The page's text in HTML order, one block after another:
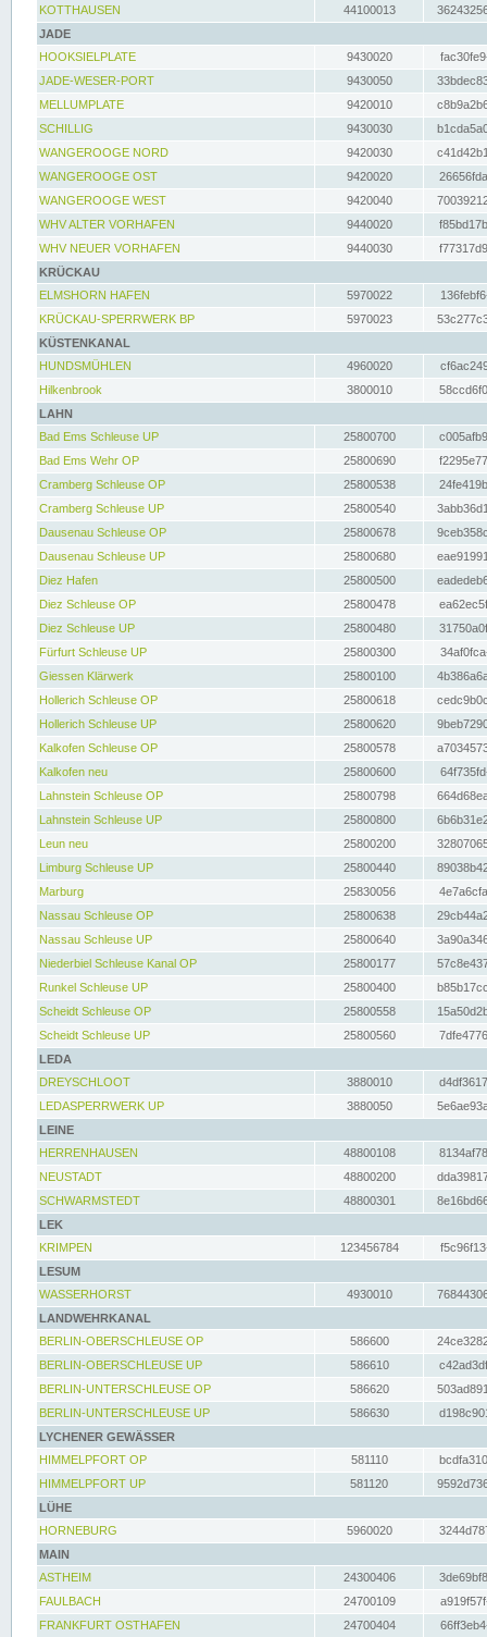
KOTTHAUSEN
44100013
JADE
HOOKSIELPLATE
9430020
JADE-WESER-PORT
9430050
MELLUMPLATE
9420010
SCHILLIG
9430030
WANGEROOGE NORD
9420030
WANGEROOGE OST
9420020
WANGEROOGE WEST
9420040
WHV ALTER VORHAFEN
9440020
WHV NEUER VORHAFEN
9440030
KRÜCKAU
ELMSHORN HAFEN
5970022
KRÜCKAU-SPERRWERK BP
5970023
KÜSTENKANAL
HUNDSMÜHLEN
4960020
Hilkenbrook
3800010
LAHN
Bad Ems Schleuse UP
25800700
Bad Ems Wehr OP
25800690
Cramberg Schleuse OP
25800538
Cramberg Schleuse UP
25800540
Dausenau Schleuse OP
25800678
Dausenau Schleuse UP
25800680
Diez Hafen
25800500
Diez Schleuse OP
25800478
Diez Schleuse UP
25800480
Fürfurt Schleuse UP
25800300
Giessen Klärwerk
25800100
Hollerich Schleuse OP
25800618
Hollerich Schleuse UP
25800620
Kalkofen Schleuse OP
25800578
Kalkofen neu
25800600
Lahnstein Schleuse OP
25800798
Lahnstein Schleuse UP
25800800
Leun neu
25800200
Limburg Schleuse UP
25800440
Marburg
25830056
Nassau Schleuse OP
25800638
Nassau Schleuse UP
25800640
Niederbiel Schleuse Kanal OP
25800177
Runkel Schleuse UP
25800400
Scheidt Schleuse OP
25800558
Scheidt Schleuse UP
25800560
LEDA
DREYSCHLOOT
3880010
LEDASPERRWERK UP
3880050
LEINE
HERRENHAUSEN
48800108
NEUSTADT
48800200
SCHWARMSTEDT
48800301
LEK
KRIMPEN
123456784
LESUM
WASSERHORST
4930010
LANDWEHRKANAL
BERLIN-OBERSCHLEUSE OP
586600
BERLIN-OBERSCHLEUSE UP
586610
BERLIN-UNTERSCHLEUSE OP
586620
BERLIN-UNTERSCHLEUSE UP
586630
LYCHENER GEWÄSSER
HIMMELPFORT OP
581110
HIMMELPFORT UP
581120
LÜHE
HORNEBURG
5960020
MAIN
ASTHEIM
24300406
FAULBACH
24700109
FRANKFURT OSTHAFEN
24700404